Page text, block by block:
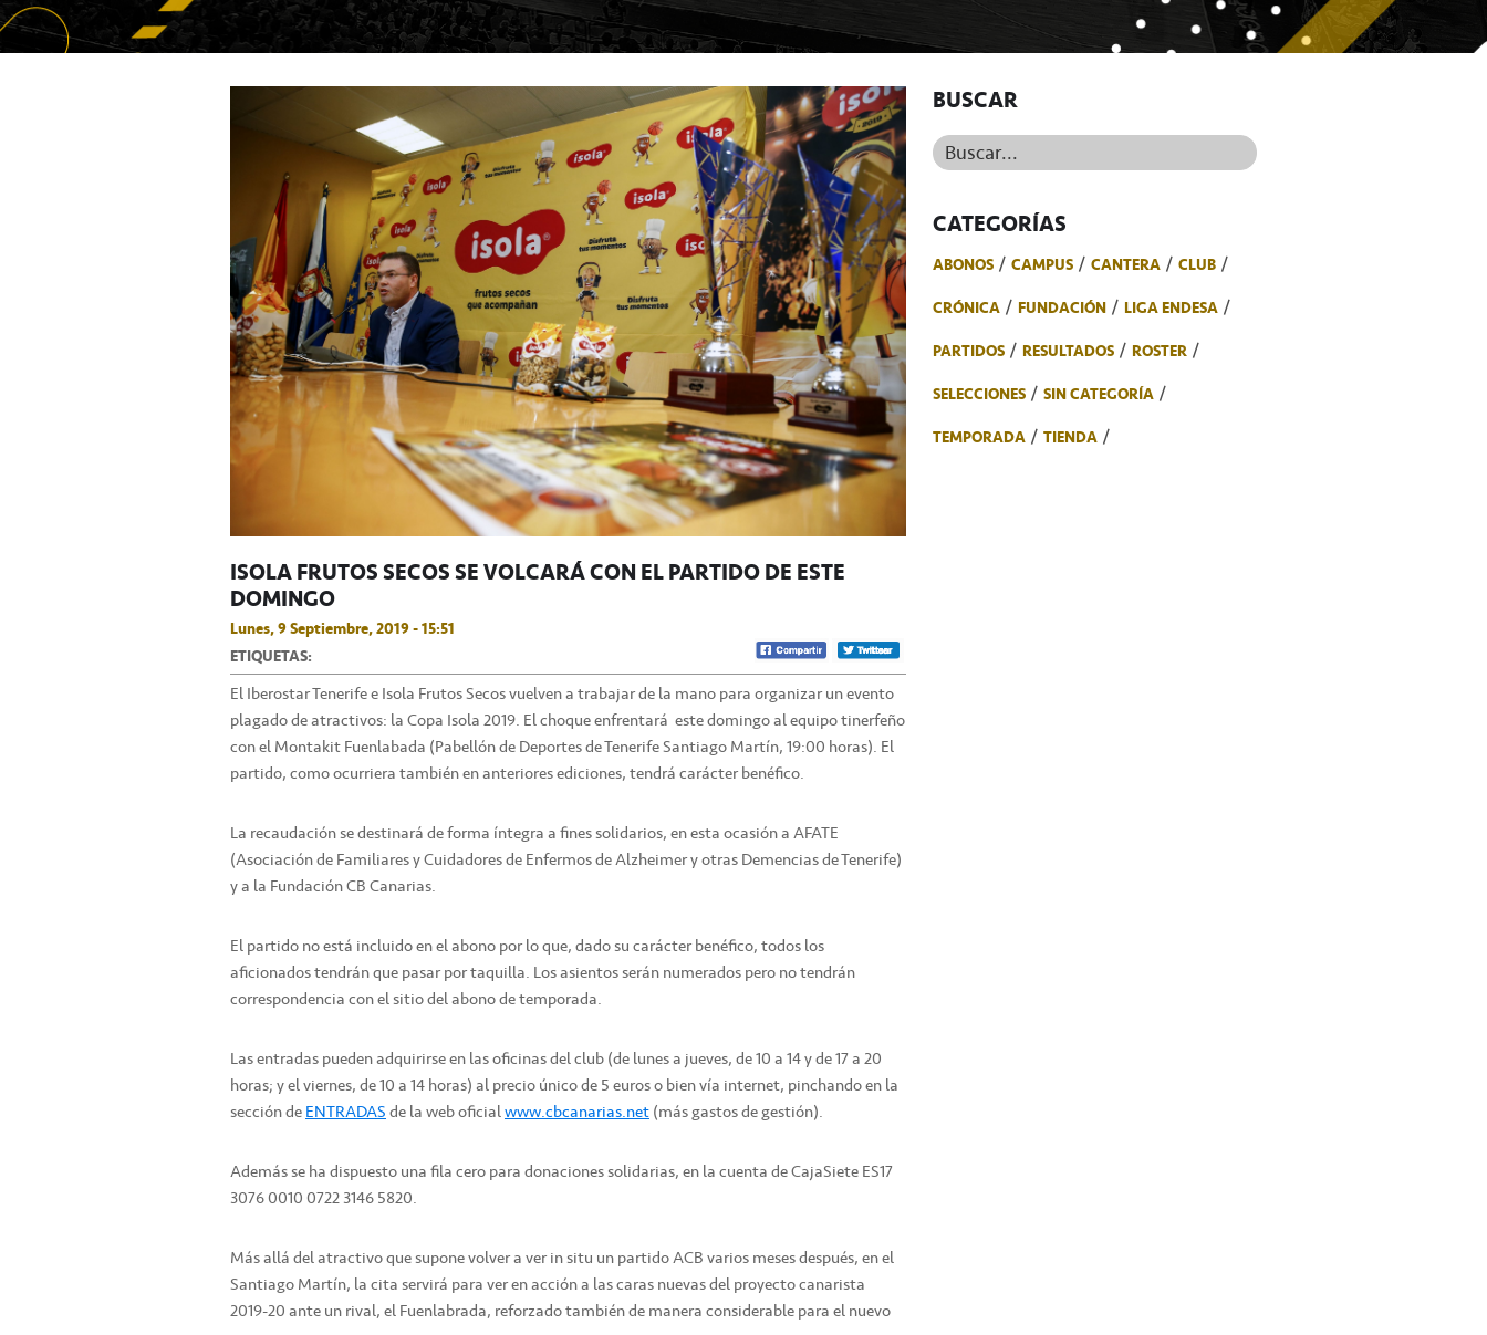
ISOLA FRUTOS SECOS SE VOLCARÁ CON EL PARTIDO DE ESTE
DOMINGO
Lunes, 9 Septiembre, 2019 - 15:51
ETIQUETAS:
El Iberostar Tenerife e Isola Frutos Secos vuelven a trabajar de la mano para organizar un evento
plagado de atractivos: la Copa Isola 2019. El choque enfrentará este domingo al equipo tinerfeño
con el Montakit Fuenlabada (Pabellón de Deportes de Tenerife Santiago Martín, 19:00 horas). El
partido, como ocurriera también en anteriores ediciones, tendrá carácter benéfico.
La recaudación se destinará de forma íntegra a fines solidarios, en esta ocasión a AFATE
(Asociación de Familiares y Cuidadores de Enfermos de Alzheimer y otras Demencias de Tenerife)
y a la Fundación CB Canarias.
El partido no está incluido en el abono por lo que, dado su carácter benéfico, todos los
aficionados tendrán que pasar por taquilla. Los asientos serán numerados pero no tendrán
correspondencia con el sitio del abono de temporada.
Las entradas pueden adquirirse en las oficinas del club (de lunes a jueves, de 10 a 14 y de 17 a 20
horas; y el viernes, de 10 a 14 horas) al precio único de 5 euros o bien vía internet, pinchando en la
sección deENTRADASde la web oficialwww.cbcanarias.net(más gastos de gestión).
Además se ha dispuesto una fila cero para donaciones solidarias, en la cuenta de CajaSiete ES17
3076 0010 0722 3146 5820.
Más allá del atractivo que supone volver a ver in situ un partido ACB varios meses después, en el
Santiago Martín, la cita servirá para ver en acción a las caras nuevas del proyecto canarista
2019-20 ante un rival, el Fuenlabrada, reforzado también de manera considerable para el nuevo
BUSCAR
Buscar...
CATEGORÍAS
ABONOS CAMPUS CANTERA
CLUB
CRÓNICA
FUNDACIÓN
LIGA ENDESA
PARTIDOS
RESULTADOS
ROSTER
SELECCIONES
SIN CATEGORÍA
TEMPORADA
TIENDA